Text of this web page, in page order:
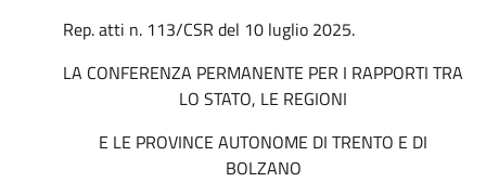
Rep. atti n. 113/CSR del 10 luglio 2025.
LA CONFERENZA PERMANENTE PER I RAPPORTI TRA
LO STATO, LE REGIONI
E LE PROVINCE AUTONOME DI TRENTO E DI
BOLZANO